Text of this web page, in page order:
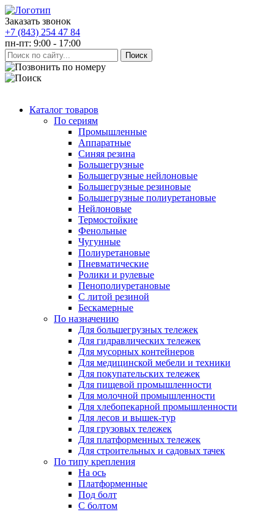
Заказать звонок
+7 (843) 254 47 84
пн-пт: 9:00 - 17:00
Каталог товаров
По сериям
Промышленные
Аппаратные
Синяя резина
Большегрузные
Большегрузные нейлоновые
Большегрузные резиновые
Большегрузные полиуретановые
Нейлоновые
Термостойкие
Фенольные
Чугунные
Полиуретановые
Пневматические
Ролики и рулевые
Пенополиуретановые
С литой резиной
Бескамерные
По назначению
Для большегрузных тележек
Для гидравлических тележек
Для мусорных контейнеров
Для медицинской мебели и техники
Для покупательских тележек
Для пищевой промышленности
Для молочной промышленности
Для хлебопекарной промышленности
Для лесов и вышек-тур
Для грузовых тележек
Для платформенных тележек
Для строительных и садовых тачек
По типу крепления
На ось
Платформенные
Под болт
С болтом